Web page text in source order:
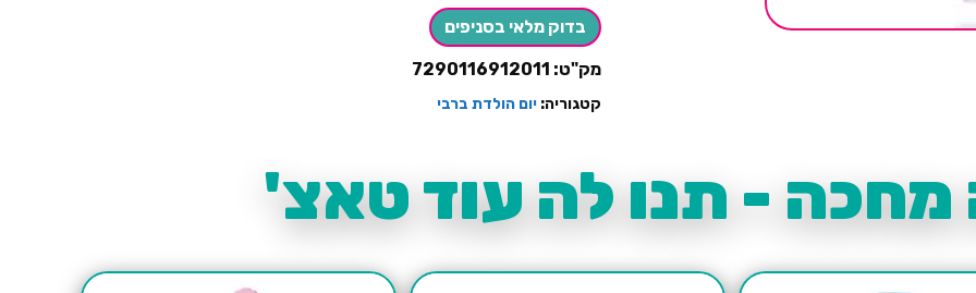
ברבי
בדוק מלאי בסניפים
מק"ט: 7290116912011
קטגוריה: יום הולדת ברבי
- תנו לה עוד טאצ'